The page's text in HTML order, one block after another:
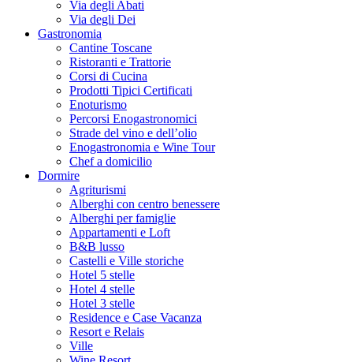
Via degli Abati
Via degli Dei
Gastronomia
Cantine Toscane
Ristoranti e Trattorie
Corsi di Cucina
Prodotti Tipici Certificati
Enoturismo
Percorsi Enogastronomici
Strade del vino e dell’olio
Enogastronomia e Wine Tour
Chef a domicilio
Dormire
Agriturismi
Alberghi con centro benessere
Alberghi per famiglie
Appartamenti e Loft
B&B lusso
Castelli e Ville storiche
Hotel 5 stelle
Hotel 4 stelle
Hotel 3 stelle
Residence e Case Vacanza
Resort e Relais
Ville